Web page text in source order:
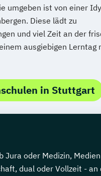
umgeben ist von einer
Diese lädt zu
und viel Zeit an der
ausgiebigen Lerntag
in Stuttgart
Jura oder Medizin,
dual oder Vollzeit - an